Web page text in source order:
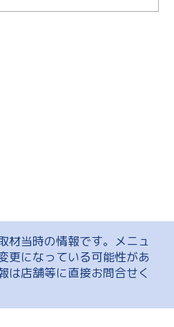
材当時の情報です。メニュ
更になっている可能性があ
は店舗等に直接お問合せく